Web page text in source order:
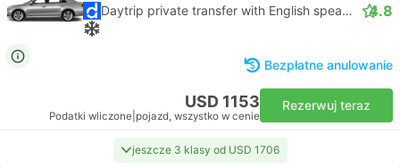
Daytrip private transfer with English speaking driver 4.8
Bezpłatne anulowanie
USD 1153
Podatki wliczone pojazd, wszystko w cenie
Rezerwuj teraz
jeszcze 3 klasy od USD 1706